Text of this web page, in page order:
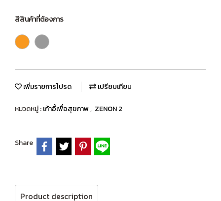
สีสินค้าที่ต้องการ
เพิ่มรายการโปรด เปรียบเทียบ
หมวดหมู่ :เก้าอี้เพื่อสุขภาพ, ZENON 2
Share
Product description